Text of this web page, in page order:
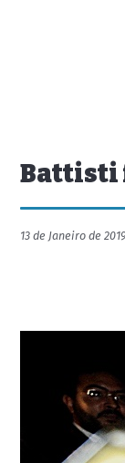
Battisti
13 de Janeiro de